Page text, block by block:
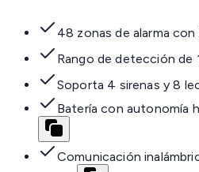
48 zonas de alarma
Rango de detección de
Soporta 4 sirenas y 8
Batería con autonomía
Comunicación